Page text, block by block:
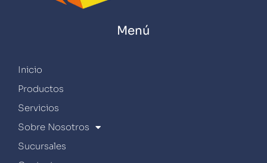
Menú
Inicio
Productos
Servicios
Sobre Nosotros
Sucursales